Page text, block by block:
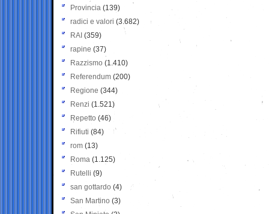
Provincia (139)
radici e valori (3.682)
RAI (359)
rapine (37)
Razzismo (1.410)
Referendum (200)
Regione (344)
Renzi (1.521)
Repetto (46)
Rifiuti (84)
rom (13)
Roma (1.125)
Rutelli (9)
san gottardo (4)
San Martino (3)